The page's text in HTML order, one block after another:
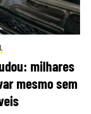
milhares
mesmo sem